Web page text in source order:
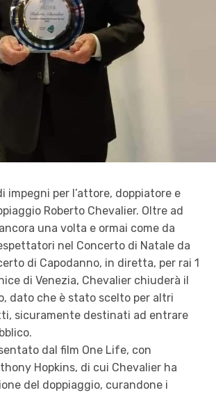
impegni per l’attore, doppiatore e
Roberto Chevalier. Oltre ad
una volta e ormai come da
nel Concerto di Natale da
di Capodanno, in diretta, per rai 1
di Venezia, Chevalier chiuderà il
dato che è stato scelto per altri
sicuramente destinati ad entrare
dal film One Life, con
Hopkins, di cui Chevalier ha
del doppiaggio, curandone i